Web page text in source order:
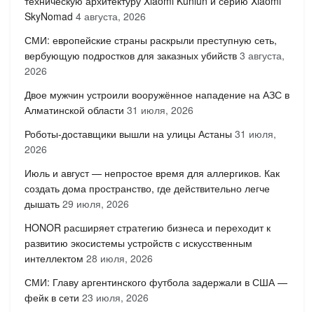
SkyNomad 4 августа, 2026
СМИ: европейские страны раскрыли преступную сеть,
вербующую подростков для заказных убийств 3 августа,
2026
Двое мужчин устроили вооружённое нападение на АЗС в
Алматинской области 31 июля, 2026
Роботы-доставщики вышли на улицы Астаны 31 июля,
2026
Июль и август — непростое время для аллергиков. Как
создать дома пространство, где действительно легче
дышать 29 июля, 2026
HONOR расширяет стратегию бизнеса и переходит к
развитию экосистемы устройств с искусственным
интеллектом 28 июля, 2026
СМИ: Главу аргентинского футбола задержали в США —
фейк в сети 23 июля, 2026